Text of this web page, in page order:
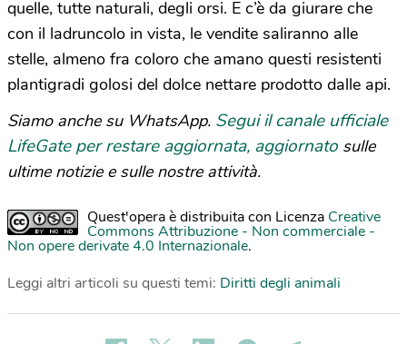
quelle, tutte naturali, degli orsi. E c’è da giurare che
con il ladruncolo in vista, le vendite saliranno alle
stelle, almeno fra coloro che amano questi resistenti
plantigradi golosi del dolce nettare prodotto dalle api.
Siamo anche su WhatsApp. Segui il canale ufficiale
LifeGate per restare aggiornata, aggiornato sulle
ultime notizie e sulle nostre attività.
Quest'opera è distribuita con Licenza Creative
Commons Attribuzione - Non commerciale -
Non opere derivate 4.0 Internazionale.
Leggi altri articoli su questi temi: Diritti degli animali